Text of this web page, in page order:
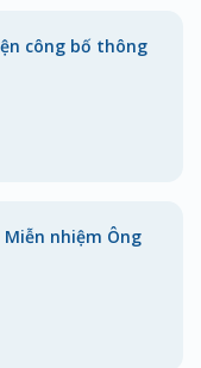
công bố thông
nhiệm Ông